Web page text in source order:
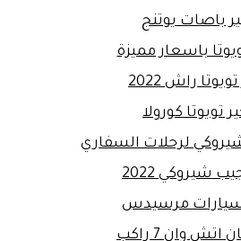
باصات يوتنج
باسعار مميزة
راش 2022
تويوتا كورولا
شيروكي لرحلات السفاري
شيروكي 2022
سيارات مرسيدس
اتش وان 7 راكب